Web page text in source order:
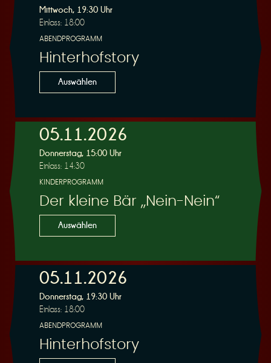
Mittwoch, 19:30 Uhr
Einlass: 18:00
ABENDPROGRAMM
Hinterhofstory
Auswählen
05.11.2026
Donnerstag, 15:00 Uhr
Einlass: 14:30
KINDERPROGRAMM
Der kleine Bär „Nein-Nein“
Auswählen
05.11.2026
Donnerstag, 19:30 Uhr
Einlass: 18:00
ABENDPROGRAMM
Hinterhofstory